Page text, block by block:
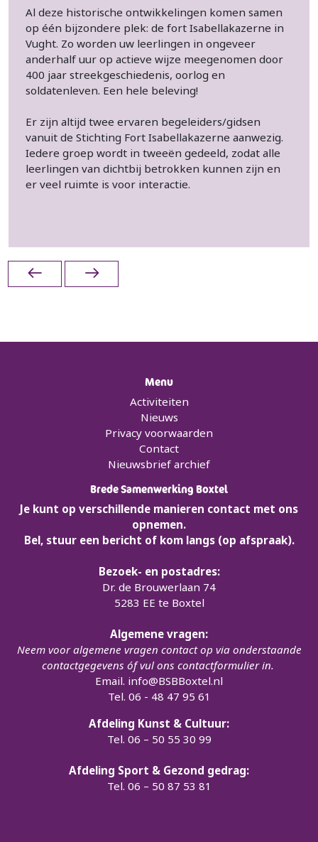
Al deze historische ontwikkelingen komen samen
op één bijzondere plek: de fort Isabellakazerne in
Vught. Zo worden uw leerlingen in ongeveer
anderhalf uur op actieve wijze meegenomen door
400 jaar streekgeschiedenis, oorlog en
soldatenleven. Een hele beleving!
Er zijn altijd twee ervaren begeleiders/gidsen
vanuit de Stichting Fort Isabellakazerne aanwezig.
Iedere groep wordt in tweeën gedeeld, zodat alle
leerlingen van dichtbij betrokken kunnen zijn en
er veel ruimte is voor interactie.
Menu
Activiteiten
Nieuws
Privacy voorwaarden
Contact
Nieuwsbrief archief
Brede Samenwerking Boxtel
Je kunt op verschillende manieren contact met ons
opnemen.
Bel, stuur een bericht of kom langs (op afspraak).
Bezoek- en postadres:
Dr. de Brouwerlaan 74
5283 EE te Boxtel
Algemene vragen:
Neem voor algemene vragen contact op via onderstaande
contactgegevens óf vul ons contactformulier in.
Email. info@BSBBoxtel.nl
Tel. 06 - 48 47 95 61
Afdeling Kunst & Cultuur:
Tel. 06 – 50 55 30 99
Afdeling Sport & Gezond gedrag:
Tel. 06 – 50 87 53 81